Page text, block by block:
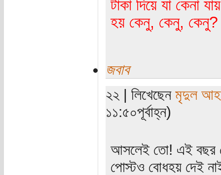
টাকা দিয়ে যা কেনা
হয় কেনু, কেনু,
জবাব
২২ | লিখেছেন মৃদুল
১১:৫০পূর্বাহ্ন)
আসলেই তো! এই বছর
পোস্টও বোধহয় দেই